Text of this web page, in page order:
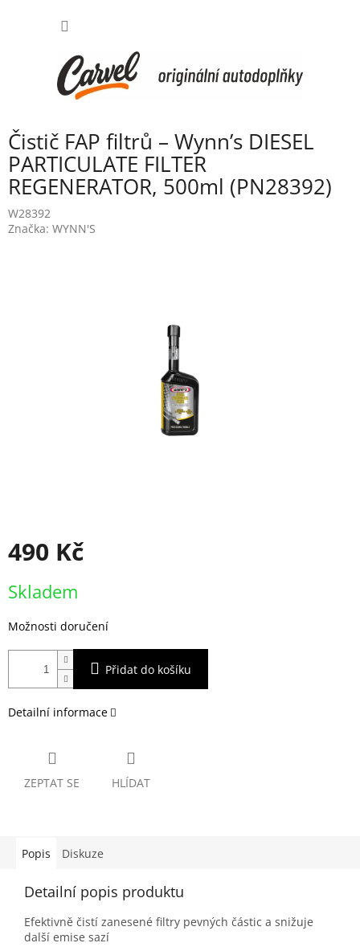
Čistič FAP filtrů – Wynn’s DIESEL
PARTICULATE FILTER
REGENERATOR, 500ml (PN28392)
W28392
Značka: WYNN'S
490 Kč
cena:
Skladem
Možnosti doručení
Přidat do košíku
Detailní informace
ZEPTAT SE HLÍDAT
Popis Diskuze
Detailní popis produktu
Efektivně čistí zanesené filtry pevných částic a snižuje
další emise sazí